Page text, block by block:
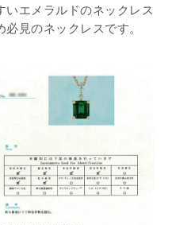
いエメラルドのネックレス
見のネックレスです。